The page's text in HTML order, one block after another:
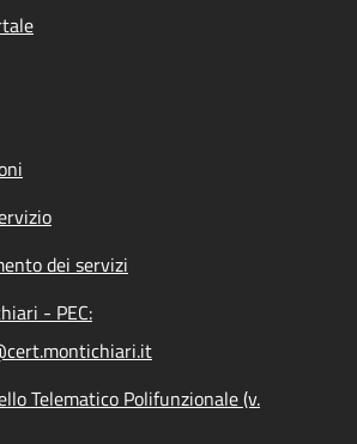
dei servizi
- PEC:
Telematico Polifunzionale (v.